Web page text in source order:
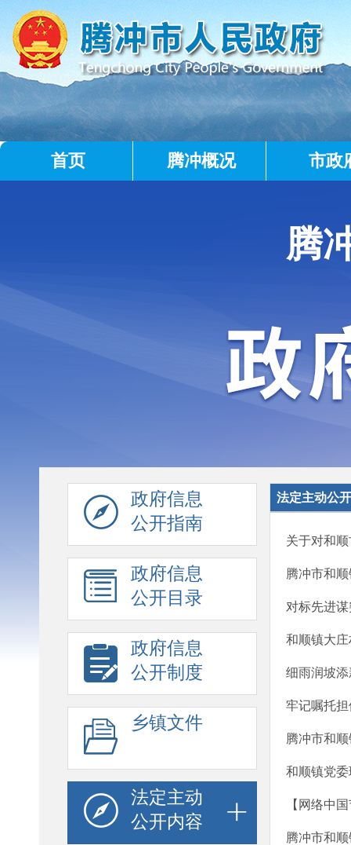
首页 腾冲概况 市政
腾
政府信息
公开指南
政府信息
公开目录
政府信息
公开制度
乡镇文件
法定主动
公开内容
法定主动公
关于对和
腾冲市和
对标先进
和顺镇大
细雨润坡
牢记嘱托
腾冲市和
和顺镇党
【网络中
腾冲市和